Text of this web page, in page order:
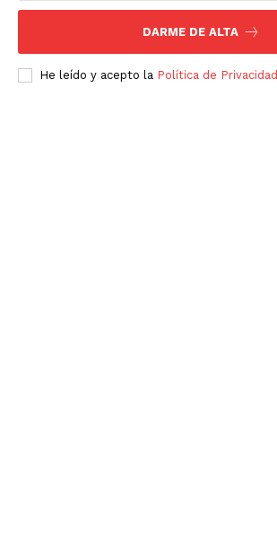
DARME DE ALTA
He leído y acepto la Política de Privacidad